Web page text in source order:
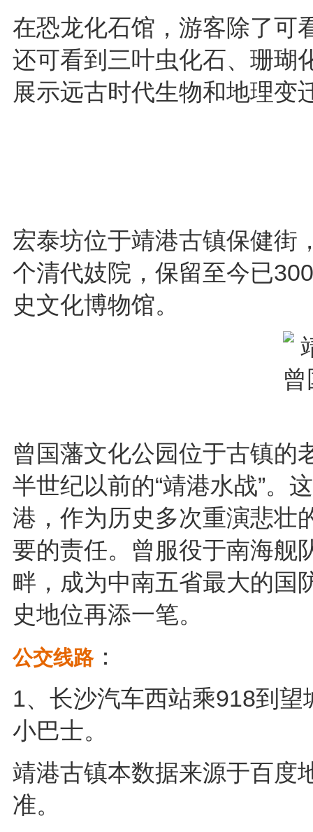
在恐龙化石馆，游客除了可
还可看到三叶虫化石、珊瑚
展示远古时代生物和地理变
宏泰坊位于靖港古镇保健街
个清代妓院，保留至今已
史文化博物馆。
曾国藩文化公园位于古镇的
半世纪以前的“靖港水战”。
港，作为历史多次重演悲壮
要的责任。曾服役于南海舰
畔，成为中南五省最大的国
史地位再添一笔。
公交线路：
1、长沙汽车西站乘918到
小巴士。
靖港古镇本数据来源于百度
准。